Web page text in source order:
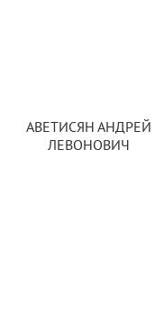
АВЕТИСЯН АНДРЕЙ
ЛЕВОНОВИЧ